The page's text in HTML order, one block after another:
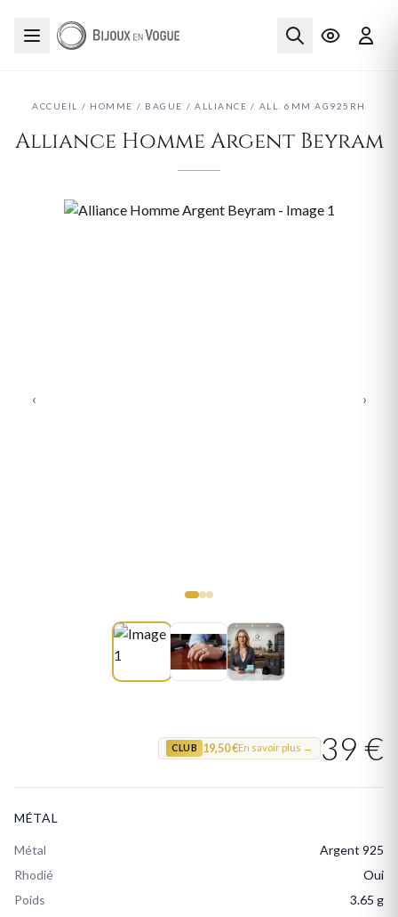
ACCUEIL / HOMME / BAGUE / ALLIANCE / ALL. 6MM AG925RH
Alliance Homme Argent Beyram
‹ ›
CLUB 19,50 €En savoir plus → 39 €
MÉTAL
Métal
Argent 925
Rhodié
Oui
Poids
3.65 g